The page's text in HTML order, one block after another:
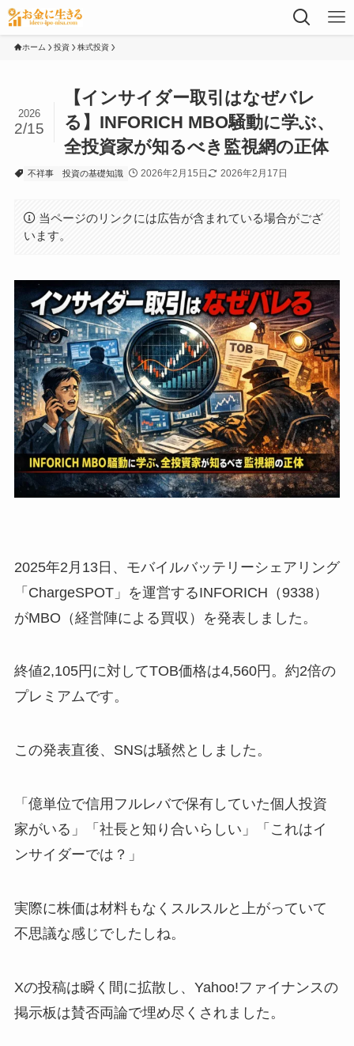
ホーム 投資 株式投資
【インサイダー取引はなぜバレ
る】INFORICH MBO騒動に学ぶ、
全投資家が知るべき監視網の正体
2026
2/15
不祥事 投資の基礎知識 2026年2月15日 2026年2月17日
当ページのリンクには広告が含まれている場合がござ
います。
2025年2月13日、モバイルバッテリーシェアリング
「ChargeSPOT」を運営するINFORICH（9338）
がMBO（経営陣による買収）を発表しました。
終値2,105円に対してTOB価格は4,560円。約2倍の
プレミアムです。
この発表直後、SNSは騒然としました。
「億単位で信用フルレバで保有していた個人投資
家がいる」「社長と知り合いらしい」「これはイ
ンサイダーでは？」
実際に株価は材料もなくスルスルと上がっていて
不思議な感じでしたしね。
Xの投稿は瞬く間に拡散し、Yahoo!ファイナンスの
掲示板は賛否両論で埋め尽くされました。